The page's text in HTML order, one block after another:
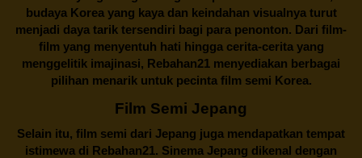
budaya Korea yang kaya dan keindahan visualnya turut
menjadi daya tarik tersendiri bagi para penonton. Dari film-
film yang menyentuh hati hingga cerita-cerita yang
menggelitik imajinasi, Rebahan21 menyediakan berbagai
pilihan menarik untuk pecinta film semi Korea.
Film Semi Jepang
Selain itu, film semi dari Jepang juga mendapatkan tempat
istimewa di Rebahan21. Sinema Jepang dikenal dengan